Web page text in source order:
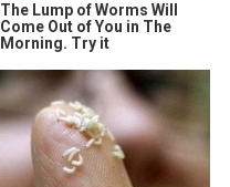
The Lump of Worms Will
Come Out of You in The
Morning. Try it